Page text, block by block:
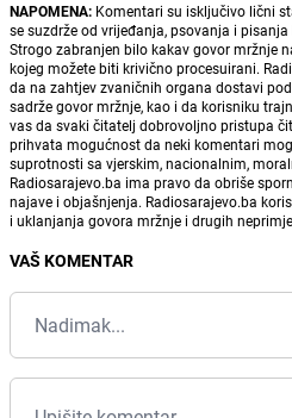
NAPOMENA: Komentari su isključivo lični
se suzdrže od vrijeđanja, psovanja i
Strogo zabranjen bilo kakav govor mržnje
kojeg možete biti krivično procesuirani.
da na zahtjev zvaničnih organa dostavi
sadrže govor mržnje, kao i da korisniku
vas da svaki čitatelj dobrovoljno pristupa
prihvata mogućnost da neki komentari
suprotnosti sa vjerskim, nacionalnim,
Radiosarajevo.ba ima pravo da obriše
najave i objašnjenja. Radiosarajevo.ba
i uklanjanja govora mržnje i drugih
VAŠ KOMENTAR